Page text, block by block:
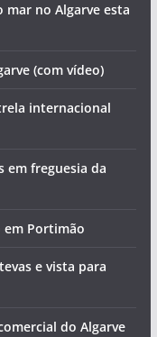
no Algarve esta
(com vídeo)
internacional
em freguesia da
em Portimão
e vista para
do Algarve